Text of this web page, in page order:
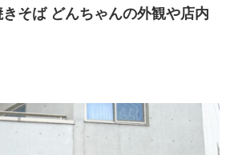
そば どんちゃんの外観や店内